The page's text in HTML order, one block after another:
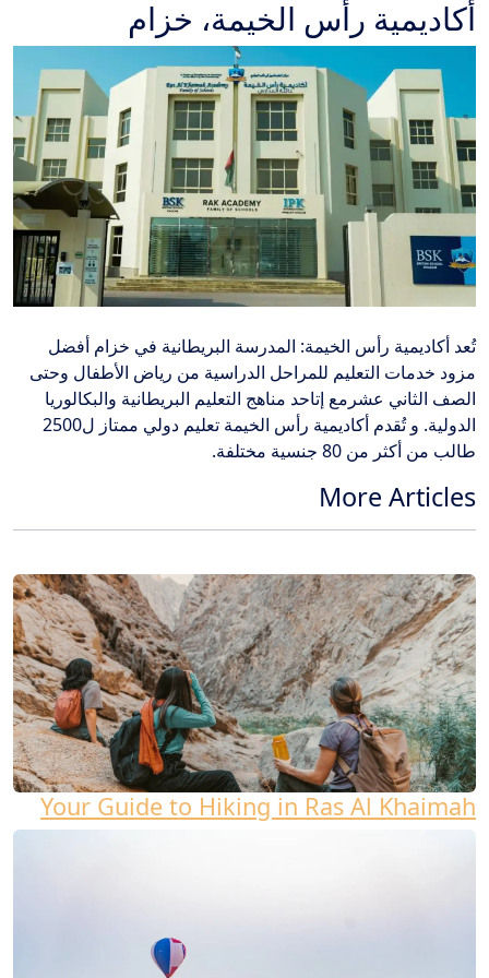
أكاديمية رأس الخيمة، خزام
تُعد أكاديمية رأس الخيمة: المدرسة البريطانية في خزام أفضل
مزود خدمات التعليم للمراحل الدراسية من رياض الأطفال وحتى
الصف الثاني عشرمع إتاحد مناهج التعليم البريطانية والبكالوريا
الدولية. و تُقدم أكاديمية رأس الخيمة تعليم دولي ممتاز ل2500
طالب من أكثر من 80 جنسية مختلفة.
More Articles
Your Guide to Hiking in Ras Al Khaimah